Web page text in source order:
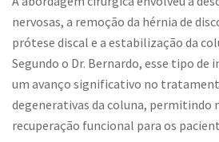
nervosas, a remoção da hérnia de
prótese discal e a estabilização da
Segundo o Dr. Bernardo, esse tipo
um avanço significativo no
degenerativas da coluna, permitindo
recuperação funcional para os